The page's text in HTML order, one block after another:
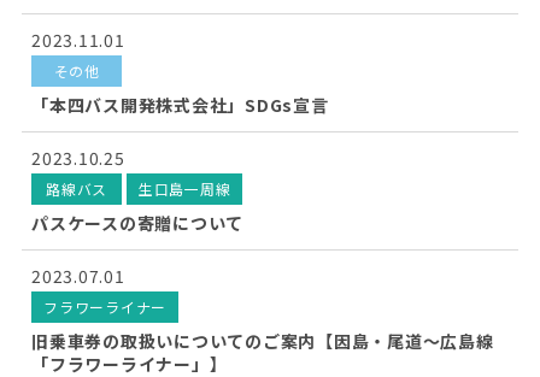
2023.11.01
その他
「本四バス開発株式会社」SDGs宣言
2023.10.25
路線バス 生口島一周線
パスケースの寄贈について
2023.07.01
フラワーライナー
旧乗車券の取扱いについてのご案内【因島・尾道～広島線
「フラワーライナー」】